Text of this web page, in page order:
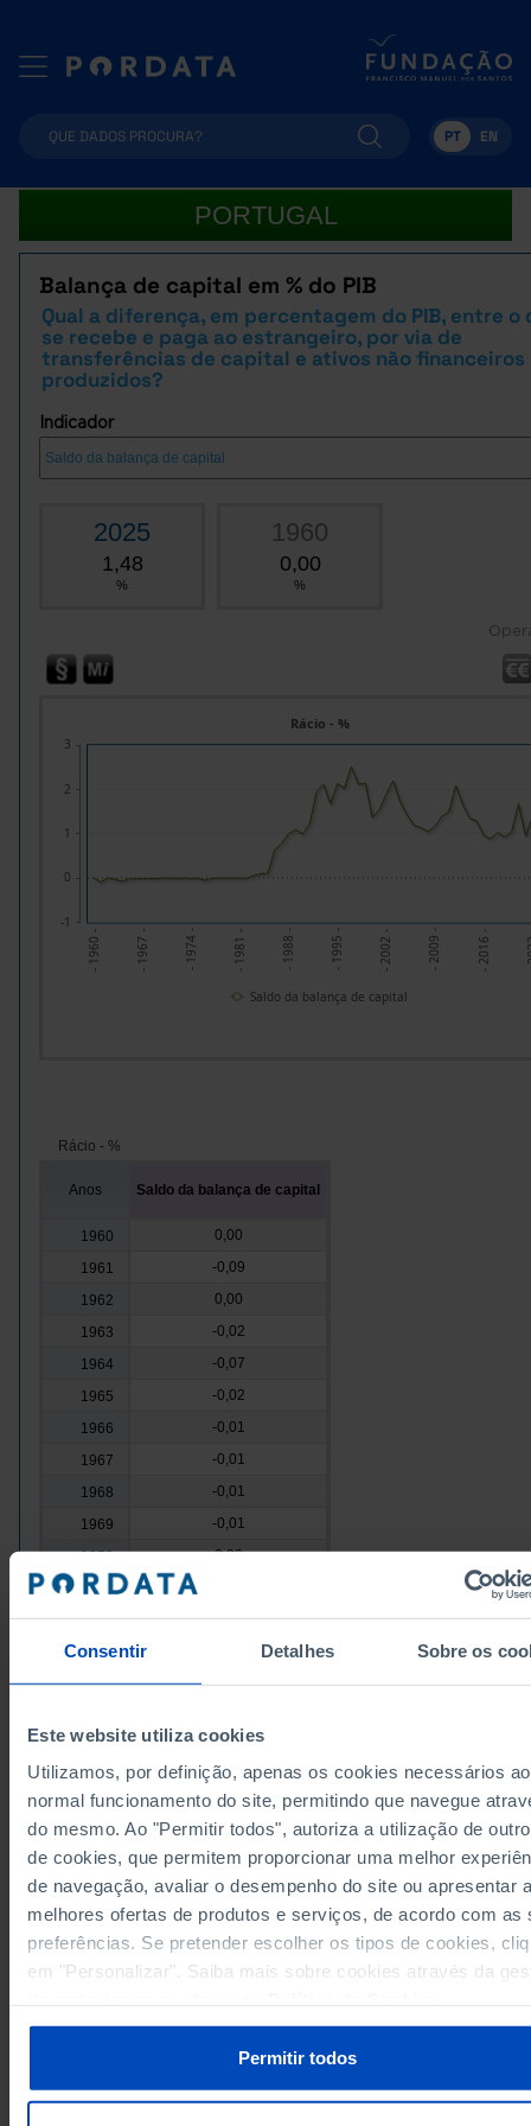
Consentir Detalhes Sobre os
Este website utiliza cookies
Utilizamos, por definição, apenas os cookies necessários ao
normal funcionamento do site, permitindo que navegue
do mesmo. Ao "Permitir todos", autoriza a utilização de
de cookies, que permitem proporcionar uma melhor
de navegação, avaliar o desempenho do site ou apresentar
melhores ofertas de produtos e serviços, de acordo com as
preferências. Se pretender escolher os tipos de cookies,
em "Personalizar". Saiba mais sobre cookies através da
Permitir todos
PT EN
PORTUGAL
Balança de capital em % do PIB
Qual a diferença, em percentagem do PIB, entre o
se recebe e paga ao estrangeiro, por via de
transferências de capital e ativos não financeiros
produzidos?
Indicador
2025
1,48
%
1960
0,00
%
- 1960 - - 1967 - - 1974 - - 1981 - - 1988 - - 1995 - - 2002 - - 2009 - - 2016 - -
Rácio - %
-1
0
1
2
3
Saldo da balança de capital
Rácio - %
Anos Saldo da balança de capital
1960
0,00
1961
-0,09
1962
0,00
1963
-0,02
1964
-0,07
1965
-0,02
1966
-0,01
1967
-0,01
1968
-0,01
1969
-0,01
1970
0,00
1971
1972
-0,01
1973
1974
-0,01
1977
0,00
0,00
0,00
1981
0,00
1982
0,00
1983
0,06
1984
0,10
0,64
1987
0,79
Fontes/Entidades: BdP, PORDATA
Última actualização: 2026-02-20
Investimento: Formação bruta de capital fixo em % do PIB em Portugal